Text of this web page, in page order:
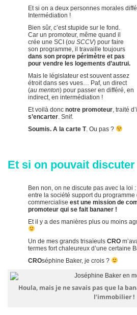
Et si on a deux personnes morales
Intermédiation !
Bien sûr, c’est stupide sur le fond.
Car un promoteur, même quand il
crée une SCI (ou SCCV) pour faire
son programme, il travaille toujours
dans son propre périmètre et pas
pour vendre les logements d’autrui.
Mais le législateur est souvent assez
étroit dans ses vues… Paf, un direct
(au menton) pour passer en différé, en
indirect, en intermédiation !
Et voilà donc notre promoteur, traité
s’encarter. Snif.
Soumis. A la carte T. Ou pas ?
Et si on pouvait
Ben non, on ne discute pas avec la loi :
entre la société support du programme
commercialise est une mission de
promoteur qui se fait bananer !
Et il y a des manières plus ou moins
Un de mes grands trisaïeuls CRO
termes fort chaleureux d’une certaine
CROséphine Baker, je crois ?
Houla, mais je ne savais pas que la
l’immobilier !